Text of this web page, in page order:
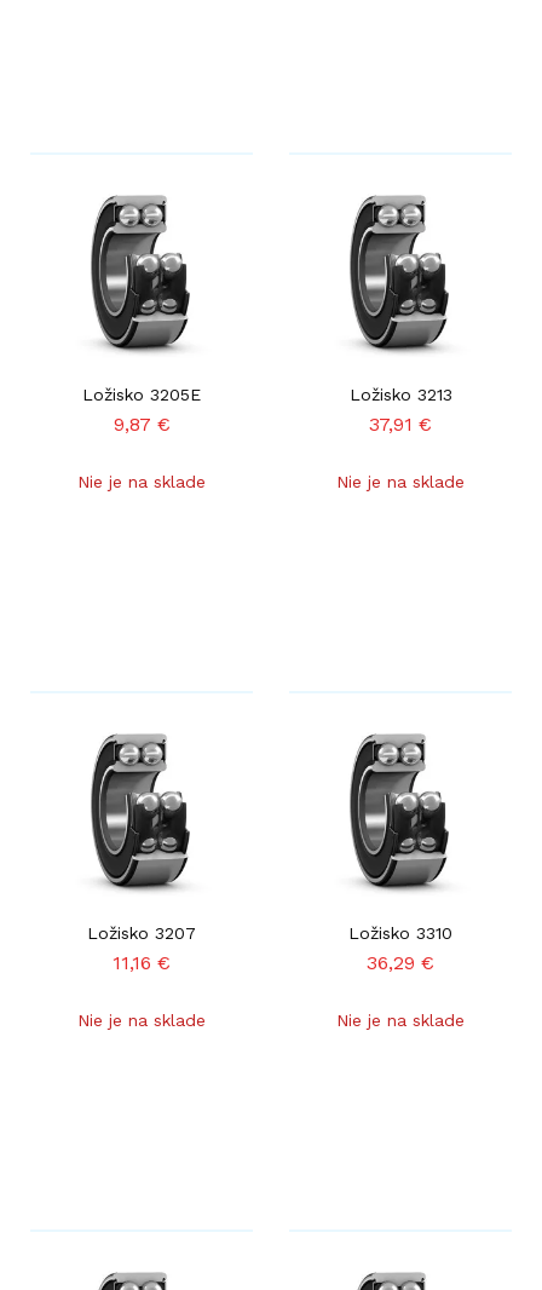
Ložisko 3205E
9,87 €
Nie je na sklade
Ložisko 3213
37,91 €
Nie je na sklade
Ložisko 3207
11,16 €
Nie je na sklade
Ložisko 3310
36,29 €
Nie je na sklade